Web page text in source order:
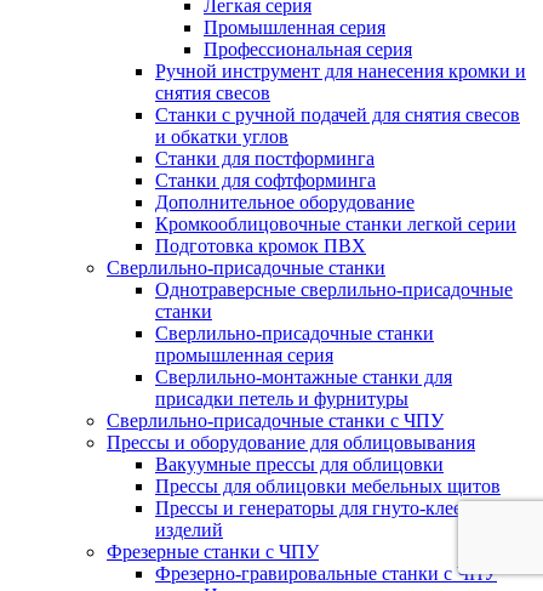
Легкая серия
Промышленная серия
Профессиональная серия
Ручной инструмент для нанесения кромки и
снятия свесов
Станки с ручной подачей для снятия свесов
и обкатки углов
Станки для постформинга
Станки для софтформинга
Дополнительное оборудование
Кромкооблицовочные станки легкой серии
Подготовка кромок ПВХ
Сверлильно-присадочные станки
Однотраверсные сверлильно-присадочные
станки
Сверлильно-присадочные станки
промышленная серия
Сверлильно-монтажные станки для
присадки петель и фурнитуры
Сверлильно-присадочные станки с ЧПУ
Прессы и оборудование для облицовывания
Вакуумные прессы для облицовки
Прессы для облицовки мебельных щитов
Прессы и генераторы для гнуто-клееных
изделий
Фрезерные станки с ЧПУ
Фрезерно-гравировальные станки с ЧПУ